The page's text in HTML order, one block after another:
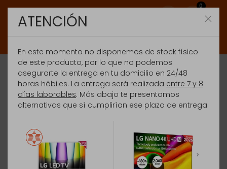
0
ATENCIÓN
En este momento no disponemos de stock físico
de este producto, por lo que no podemos
asegurarte la entrega en tu domicilio en 24/48
horas hábiles. La entrega será realizada entre 7 y 8
días laborables. Más abajo te presentamos
alternativas que sí cumplirían ese plazo de entrega.